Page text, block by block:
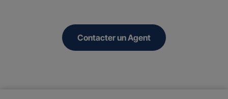
Contacter un Agent